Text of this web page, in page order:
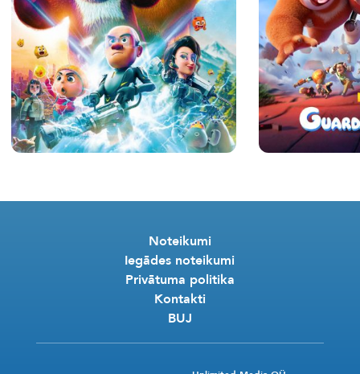
Noteikumi
Iegādes noteikumi
Privātuma politika
Kontakti
BUJ